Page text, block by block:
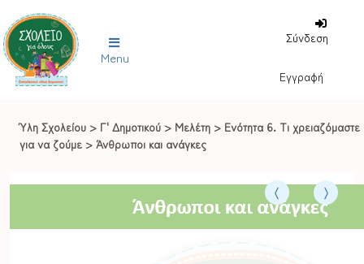
Menu
Σύνδεση
Εγγραφή
Ύλη Σχολείου > Γ' Δημοτικού > Μελέτη > Ενότητα 6. Τι χρειαζόμαστε
για να ζούμε > Άνθρωποι και ανάγκες